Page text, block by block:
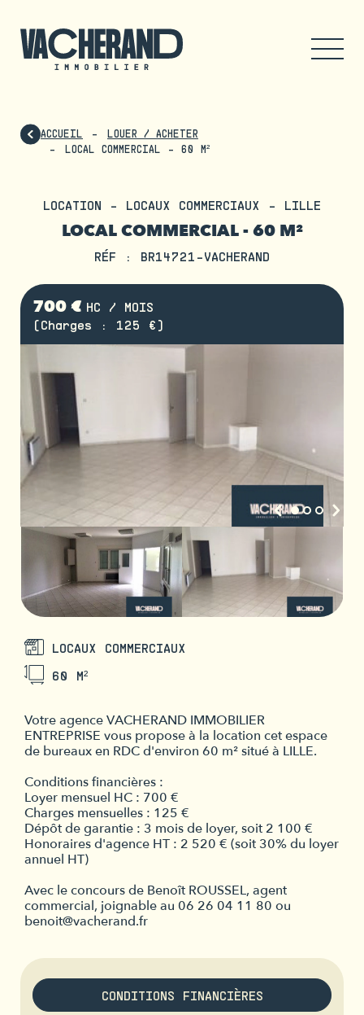
ACCUEIL
LOUER / ACHETER
LOCAL COMMERCIAL - 60 M²
LOCATION - LOCAUX COMMERCIAUX - LILLE
LOCAL COMMERCIAL - 60 M²
RÉF : BR14721-VACHERAND
700 € HC / MOIS
(Charges : 125 €)
LOCAUX COMMERCIAUX
60 M²
Votre agence VACHERAND IMMOBILIER
ENTREPRISE vous propose à la location cet espace
de bureaux en RDC d'environ 60 m² situé à LILLE.
Conditions financières :
Loyer mensuel HC : 700 €
Charges mensuelles : 125 €
Dépôt de garantie : 3 mois de loyer, soit 2 100 €
Honoraires d'agence HT : 2 520 € (soit 30% du loyer
annuel HT)
Avec le concours de Benoît ROUSSEL, agent
commercial, joignable au 06 26 04 11 80 ou
benoit@vacherand.fr
CONDITIONS FINANCIÈRES